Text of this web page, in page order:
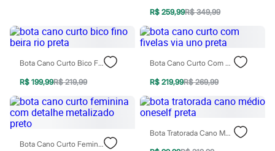
Roupas menino
0 a 24 meses
1 a 5 anos
4 a 12 anos
10 a 16 anos
Acessórios
Recém-nascido
Bolsas e Mochilas
Chapéus
Calçados
Botas
R$ 259,99R$ 349,99
Bota Cano Curto Bico Fino Beira Rio Preta
R$ 199,99R$ 219,99
Bota Cano Curto Com Fivelas Via Uno Preta
R$ 219,99R$ 269,99
Bota Cano Curto Feminina Com Detalhe Metalizado Preto
Bota Tratorada Cano Médio Oneself Preta